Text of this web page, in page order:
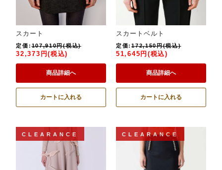
スカート
定価:107,910円(税込)
32,373円(税込)
商品詳細へ
カートに入れる
スカートベルト
定価:172,150円(税込)
51,645円(税込)
商品詳細へ
カートに入れる
CLEARANCE CLEARANCE